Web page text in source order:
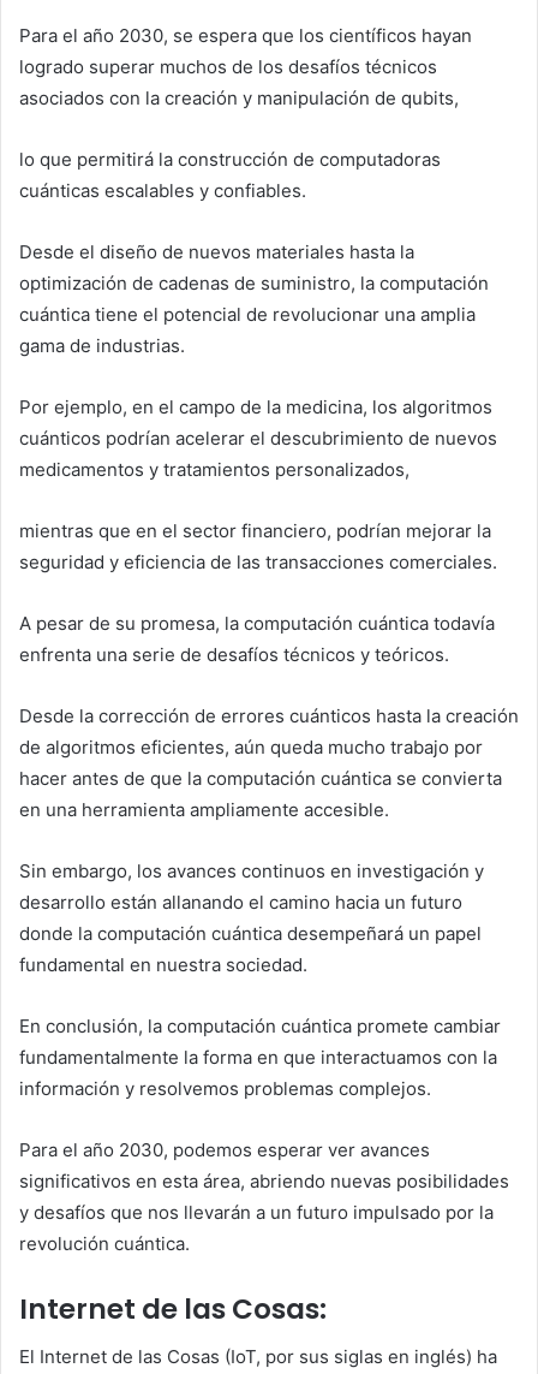
Para el año 2030, se espera que los científicos hayan
logrado superar muchos de los desafíos técnicos
asociados con la creación y manipulación de qubits,
lo que permitirá la construcción de computadoras
cuánticas escalables y confiables.
Desde el diseño de nuevos materiales hasta la
optimización de cadenas de suministro, la computación
cuántica tiene el potencial de revolucionar una amplia
gama de industrias.
Por ejemplo, en el campo de la medicina, los algoritmos
cuánticos podrían acelerar el descubrimiento de nuevos
medicamentos y tratamientos personalizados,
mientras que en el sector financiero, podrían mejorar la
seguridad y eficiencia de las transacciones comerciales.
A pesar de su promesa, la computación cuántica todavía
enfrenta una serie de desafíos técnicos y teóricos.
Desde la corrección de errores cuánticos hasta la creación
de algoritmos eficientes, aún queda mucho trabajo por
hacer antes de que la computación cuántica se convierta
en una herramienta ampliamente accesible.
Sin embargo, los avances continuos en investigación y
desarrollo están allanando el camino hacia un futuro
donde la computación cuántica desempeñará un papel
fundamental en nuestra sociedad.
En conclusión, la computación cuántica promete cambiar
fundamentalmente la forma en que interactuamos con la
información y resolvemos problemas complejos.
Para el año 2030, podemos esperar ver avances
significativos en esta área, abriendo nuevas posibilidades
y desafíos que nos llevarán a un futuro impulsado por la
revolución cuántica.
Internet de las Cosas:
El Internet de las Cosas (IoT, por sus siglas en inglés) ha